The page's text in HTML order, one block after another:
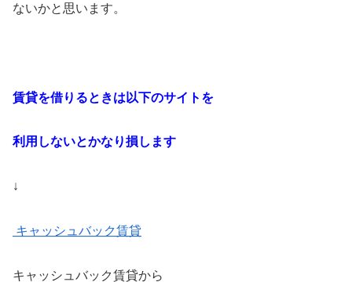
ないかと思います。
賃貸を借りるときは以下のサイトを
利用しないとかなり損します
↓
キャッシュバック賃貸
キャッシュバック賃貸から